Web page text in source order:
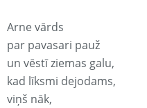
Arne vārds
par pavasari pauž
un vēstī ziemas galu,
kad līksmi dejodams,
viņš nāk,